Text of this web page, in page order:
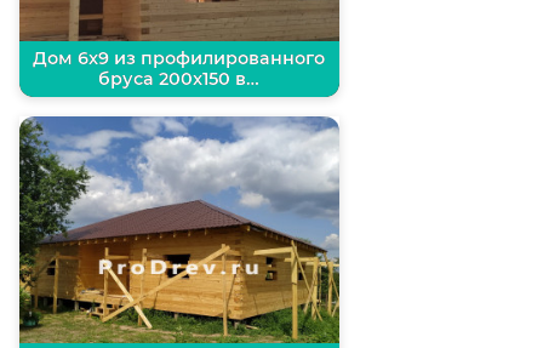
Дом 6х9 из профилированного
бруса 200х150 в…